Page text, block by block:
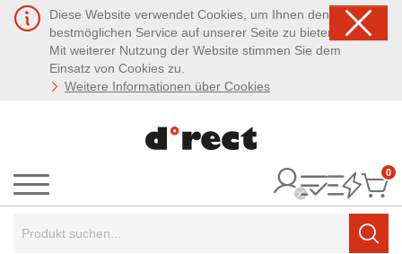
Diese Website verwendet Cookies, um Ihnen den
bestmöglichen Service auf unserer Seite zu bieten.
Mit weiterer Nutzung der Website stimmen Sie dem
Einsatz von Cookies zu.
Weitere Informationen über Cookies
Menü
0